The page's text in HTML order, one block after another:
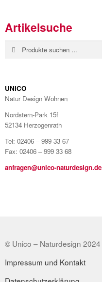
Artikelsuche
nach:
UNICO
Natur Design Wohnen
Nordstern-Park 15f
52134 Herzogenrath
Tel: 02406 – 999 33 67
Fax: 02406 – 999 33 68
anfragen@unico-naturdesign.de
© Unico – Naturdesign 2024
Impressum und Kontakt